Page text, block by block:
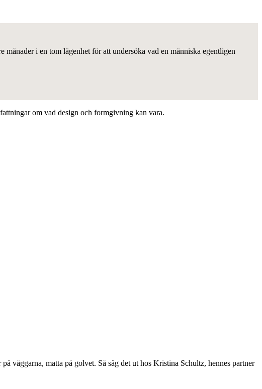
i en tom lägenhet för att undersöka vad en människa egentligen
om vad design och formgivning kan vara.
väggarna, matta på golvet. Så såg det ut hos Kristina Schultz, hennes partner